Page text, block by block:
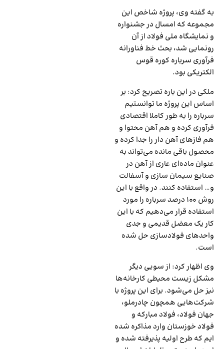
به گفته وی، پروژه شاخص این
مجموعه که امسال در جشنواره
و نمایشگاه ملی فولاد از آن
رونمایی شد، بحث خط فناورانه
فرآوری سرباره کوره قوس
الکتریکی بود.
ملکی در این باره تصریح کرد: بر
اساس این پروژه ما توانستیم
سرباره را به طور کاملا اقتصادی
فرآوری کرده و هم آهن محتوا و
هم فاز‌های آهن دار را جدا کرده و
محصول باقی مانده می‌تواند به
عنوان ماده‌ای عاری از آهن در
صنایع سیمان سازی و آسفالت
و… استفاده کنند. در واقع با این
روش ۱۰۰ درصد سرباره را مورد
استفاده قرار می‌دهیم که با این
کار یک معضل قدیمی و جدی
واحد‌های فولادسازی حل شده
است.
وی اظهار کرد: از سویی دیگر
مشکل زیست محیطی کارخانه‌ها
نیز حل می‌شود. برای این پروژه با
شرکت‌هایی همچون چادرملو،
جهان فولاد، فولاد مبارکه و
فولاد خوزستان وارد مذاکره شده
ایم که طرح اولیه پذیرفته شده و